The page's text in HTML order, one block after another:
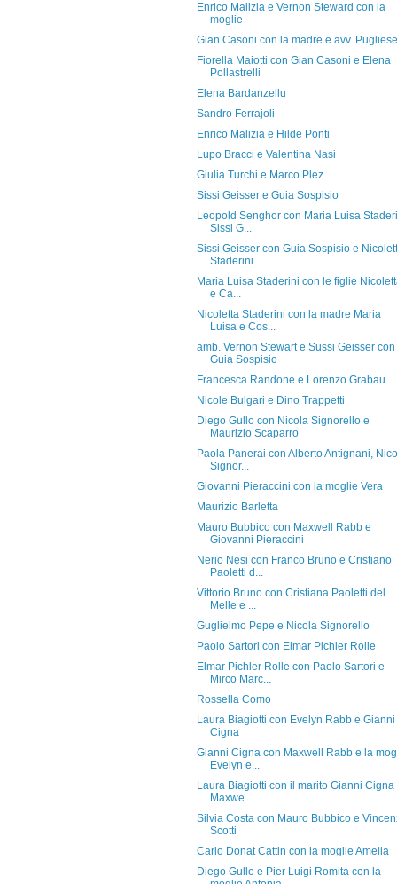
Enrico Malizia e Vernon Steward con la
moglie
Gian Casoni con la madre e avv. Pugliese
Fiorella Maiotti con Gian Casoni e Elena
Pollastrelli
Elena Bardanzellu
Sandro Ferrajoli
Enrico Malizia e Hilde Ponti
Lupo Bracci e Valentina Nasi
Giulia Turchi e Marco Plez
Sissi Geisser e Guia Sospisio
Leopold Senghor con Maria Luisa
Sissi G...
Sissi Geisser con Guia Sospisio e
Staderini
Maria Luisa Staderini con le figlie
e Ca...
Nicoletta Staderini con la madre Maria
Luisa e Cos...
amb. Vernon Stewart e Sussi Geisser con
Guia Sospisio
Francesca Randone e Lorenzo Grabau
Nicole Bulgari e Dino Trappetti
Diego Gullo con Nicola Signorello e
Maurizio Scaparro
Paola Panerai con Alberto Antignani,
Signor...
Giovanni Pieraccini con la moglie Vera
Maurizio Barletta
Mauro Bubbico con Maxwell Rabb e
Giovanni Pieraccini
Nerio Nesi con Franco Bruno e Cristiano
Paoletti d...
Vittorio Bruno con Cristiana Paoletti del
Melle e ...
Guglielmo Pepe e Nicola Signorello
Paolo Sartori con Elmar Pichler Rolle
Elmar Pichler Rolle con Paolo Sartori e
Mirco Marc...
Rossella Como
Laura Biagiotti con Evelyn Rabb e Gianni
Cigna
Gianni Cigna con Maxwell Rabb e la
Evelyn e...
Laura Biagiotti con il marito Gianni Cigna
Maxwe...
Silvia Costa con Mauro Bubbico e
Scotti
Carlo Donat Cattin con la moglie Amelia
Diego Gullo e Pier Luigi Romita con la